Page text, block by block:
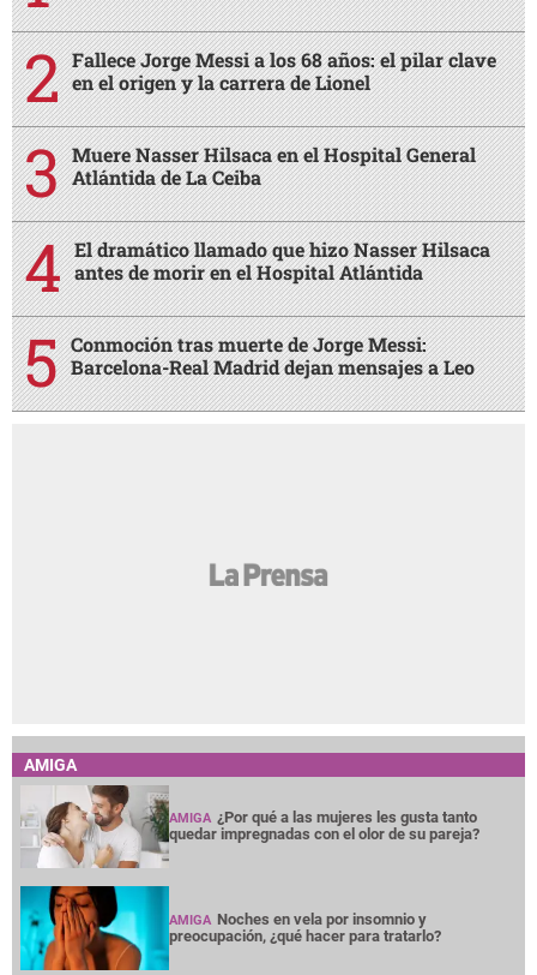
Fallece Jorge Messi a los 68 años: el pilar clave
en el origen y la carrera de Lionel
Muere Nasser Hilsaca en el Hospital General
Atlántida de La Ceiba
El dramático llamado que hizo Nasser Hilsaca
antes de morir en el Hospital Atlántida
Conmoción tras muerte de Jorge Messi:
Barcelona-Real Madrid dejan mensajes a Leo
AMIGA
AMIGA ¿Por qué a las mujeres les gusta tanto
quedar impregnadas con el olor de su pareja?
AMIGA Noches en vela por insomnio y
preocupación, ¿qué hacer para tratarlo?